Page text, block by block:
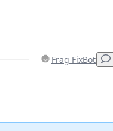
Frag FixBot